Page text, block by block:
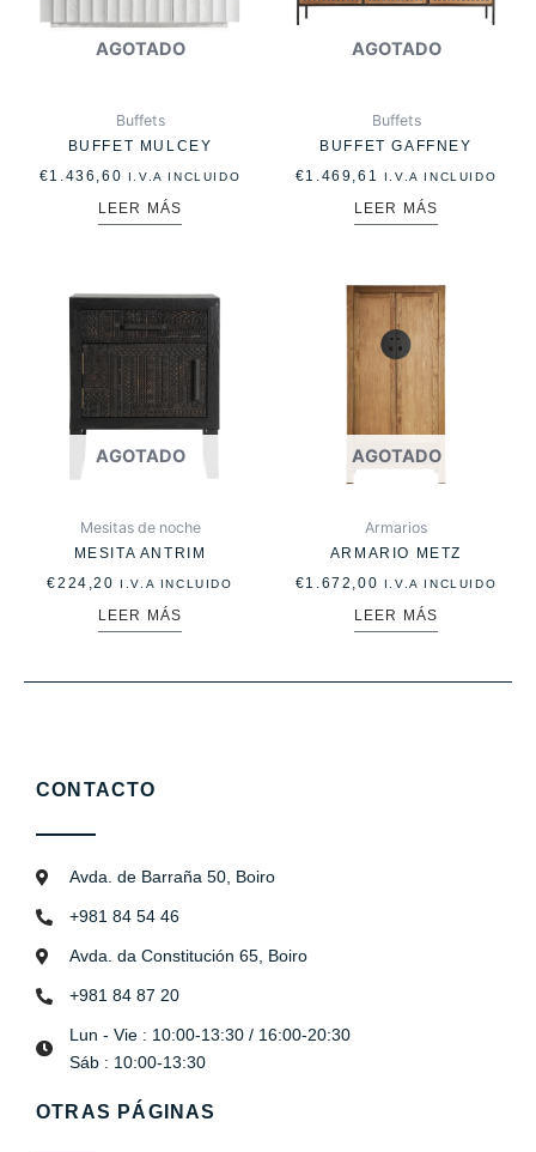
AGOTADO
Buffets
BUFFET MULCEY
€1.436,60 I.V.A INCLUIDO
LEER MÁS
AGOTADO
Buffets
BUFFET GAFFNEY
€1.469,61 I.V.A INCLUIDO
LEER MÁS
AGOTADO
Mesitas de noche
MESITA ANTRIM
€224,20 I.V.A INCLUIDO
LEER MÁS
AGOTADO
Armarios
ARMARIO METZ
€1.672,00 I.V.A INCLUIDO
LEER MÁS
CONTACTO
Avda. de Barraña 50, Boiro
+981 84 54 46
Avda. da Constitución 65, Boiro
+981 84 87 20
Lun - Vie : 10:00-13:30 / 16:00-20:30
Sáb : 10:00-13:30
OTRAS PÁGINAS